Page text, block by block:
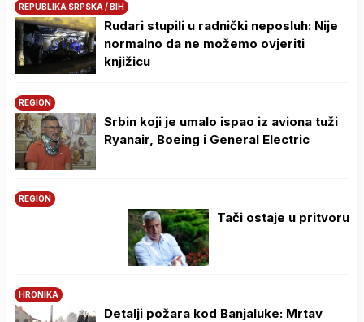
REPUBLIKA SRPSKA / BIH
Rudari stupili u radnički neposluh: Nije
normalno da ne možemo ovjeriti
knjižicu
REGION
Srbin koji je umalo ispao iz aviona tuži
Ryanair, Boeing i General Electric
REGION
Tači ostaje u pritvoru
HRONIKA
Detalji požara kod Banjaluke: Mrtav